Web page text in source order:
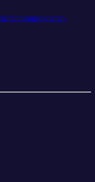
rahmenprogramm/